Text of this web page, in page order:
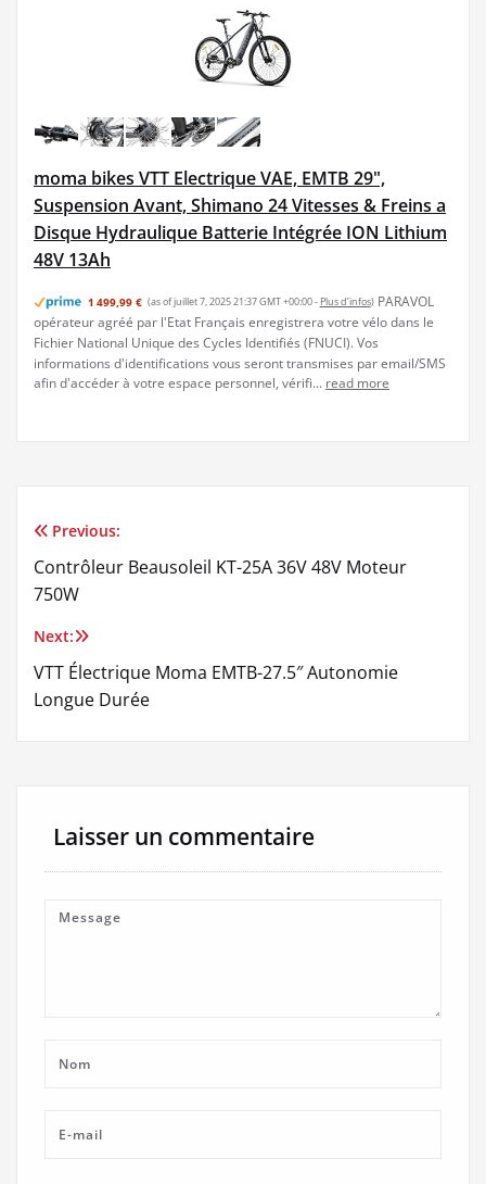
moma bikes VTT Electrique VAE, EMTB 29",
Suspension Avant, Shimano 24 Vitesses & Freins a
Disque Hydraulique Batterie Intégrée ION Lithium
48V 13Ah
1 499,99 € (as of juillet 7, 2025 21:37 GMT +00:00 - Plus d’infos) PARAVOL
opérateur agréé par l'Etat Français enregistrera votre vélo dans le
Fichier National Unique des Cycles Identifiés (FNUCI). Vos
informations d'identifications vous seront transmises par email/SMS
afin d'accéder à votre espace personnel, vérifi... read more
Navigation
de
l’article
Previous:
Contrôleur Beausoleil KT-25A 36V 48V Moteur
750W
Next:
VTT Électrique Moma EMTB-27.5″ Autonomie
Longue Durée
Laisser un commentaire